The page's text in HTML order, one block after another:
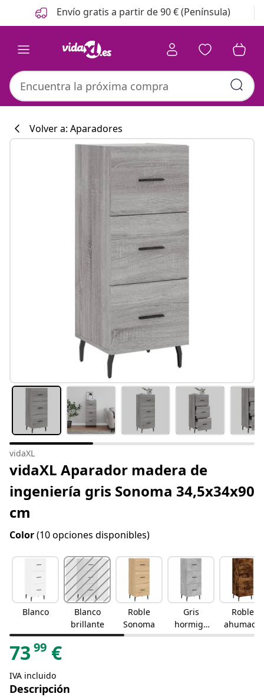
Anterior
Siguiente Envío gratis a partir de 90 € (Península)
#sharemevidaxl
Volver a: Aparadores
vidaXL
vidaXL Aparador madera de
ingeniería gris Sonoma 34,5x34x90
cm
Color(10 opciones disponibles)
Blanco
Blanco
brillante
Roble
Sonoma
Gris
hormigó
n
Roble
ahumado
73 99 €
IVA incluido
Descripción